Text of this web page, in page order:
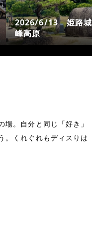
砥
なんでいつ
の…🥶
。自分と同じ「好き」
。くれぐれもディスりは